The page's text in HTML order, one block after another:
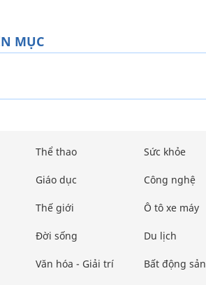
MỤC
Thể thao
Giáo dục
Thế giới
Đời sống
Văn hóa - Giải trí
Sức khỏe
Công nghệ
Ô tô xe máy
Du lịch
Bất động sản